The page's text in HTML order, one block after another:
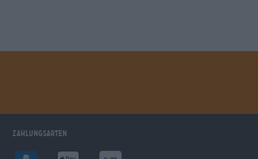
Zahlungsarten